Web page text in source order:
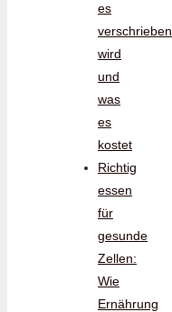
es
verschrieben
wird
und
was
es
kostet
Richtig
essen
für
gesunde
Zellen:
Wie
Ernährung